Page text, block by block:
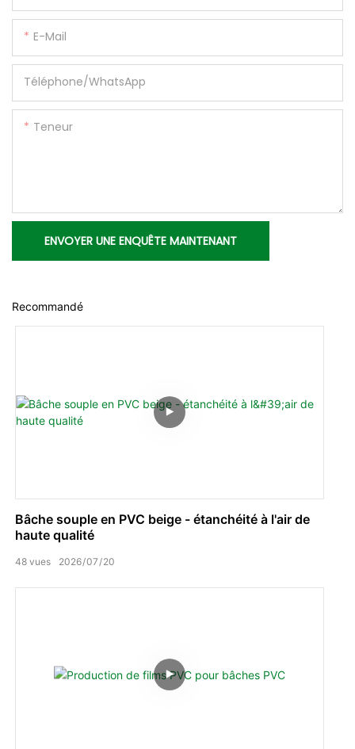
E-Mail
Téléphone/WhatsApp
Teneur
ENVOYER UNE ENQUÊTE MAINTENANT
Recommandé
Bâche souple en PVC beige - étanchéité à l'air de
haute qualité
2026 07 20
48 vues